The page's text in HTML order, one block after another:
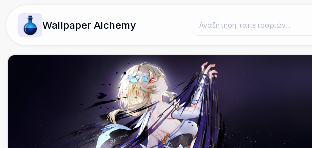
Wallpaper Alchemy